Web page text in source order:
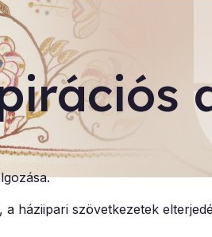
háziipari szövetkezetek